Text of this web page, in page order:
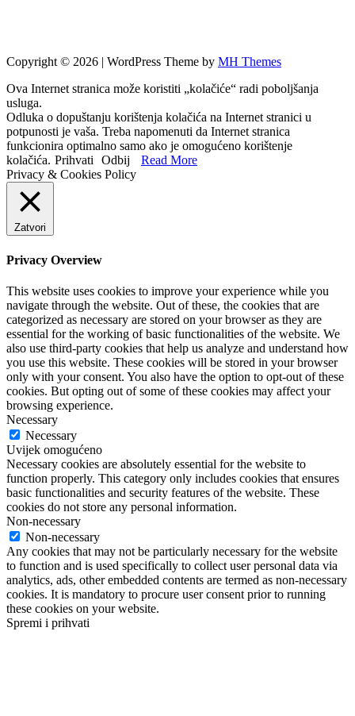
Copyright © 2026 | WordPress Theme by MH Themes
Ova Internet stranica može koristiti „kolačiće“ radi poboljšanja
usluga.
Odluka o dopuštanju korištenja kolačića na Internet stranici u
potpunosti je vaša. Treba napomenuti da Internet stranica
funkcionira optimalno samo ako je omogućeno korištenje
kolačića. Prihvati Odbij
Read More
Privacy & Cookies Policy
Zatvori
Privacy Overview
This website uses cookies to improve your experience while you
navigate through the website. Out of these, the cookies that are
categorized as necessary are stored on your browser as they are
essential for the working of basic functionalities of the website. We
also use third-party cookies that help us analyze and understand how
you use this website. These cookies will be stored in your browser
only with your consent. You also have the option to opt-out of these
cookies. But opting out of some of these cookies may affect your
browsing experience.
Necessary
Necessary
Uvijek omogućeno
Necessary cookies are absolutely essential for the website to
function properly. This category only includes cookies that ensures
basic functionalities and security features of the website. These
cookies do not store any personal information.
Non-necessary
Non-necessary
Any cookies that may not be particularly necessary for the website
to function and is used specifically to collect user personal data via
analytics, ads, other embedded contents are termed as non-necessary
cookies. It is mandatory to procure user consent prior to running
these cookies on your website.
Spremi i prihvati